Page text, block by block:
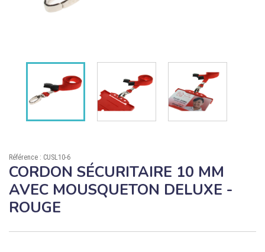
Contact
Référence : CUSL10-6
CORDON SÉCURITAIRE 10 MM
AVEC MOUSQUETON DELUXE -
ROUGE